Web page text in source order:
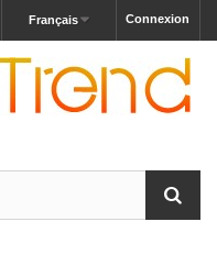
Connexion
Français